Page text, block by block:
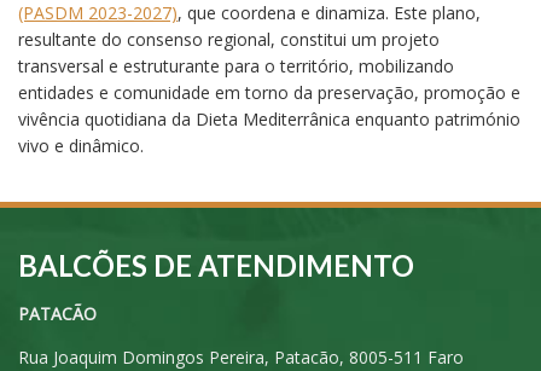
(PASDM 2023-2027), que coordena e dinamiza. Este plano,
resultante do consenso regional, constitui um projeto
transversal e estruturante para o território, mobilizando
entidades e comunidade em torno da preservação, promoção e
vivência quotidiana da Dieta Mediterrânica enquanto património
vivo e dinâmico.
BALCÕES DE ATENDIMENTO
PATACÃO
Rua Joaquim Domingos Pereira, Patacão, 8005-511 Faro